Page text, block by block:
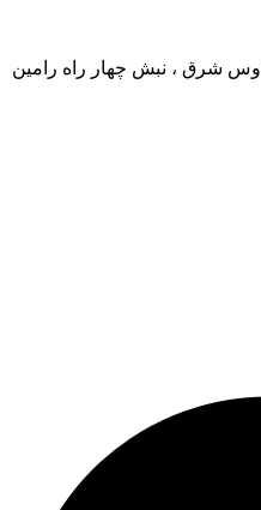
شرق ، نبش چهار راه رامین